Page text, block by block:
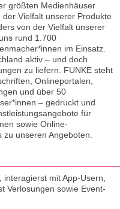
größten Medienhäuser
Vielfalt unserer Produkte
von der Vielfalt unserer
rund 1.700
im Einsatz.
aktiv – und doch
zu liefern. FUNKE steht
Onlineportalen,
und über 50
– gedruckt und
für
sowie Online-
unseren Angeboten.
mit App-Usern,
Verlosungen sowie Event-